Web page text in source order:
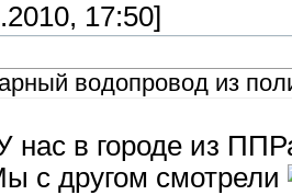
17:50]
водопровод из
нас в городе из
с другом смотрели